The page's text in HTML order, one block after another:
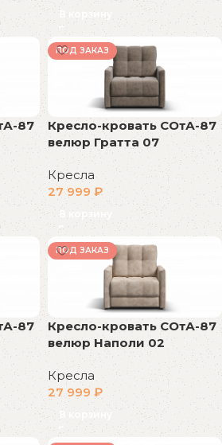
В корзину
87
ПОД ЗАКАЗ
Кресло-кровать СОтА-87
велюр Гратта 07
Кресла
27 999 ₽
В корзину
87
ПОД ЗАКАЗ
Кресло-кровать СОтА-87
велюр Наполи 02
Кресла
27 999 ₽
В корзину